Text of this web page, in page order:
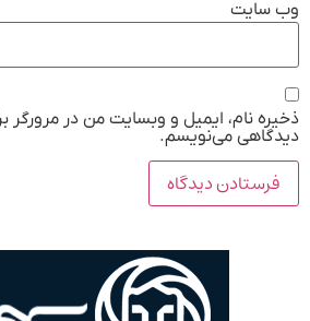
وب‌ سایت
ذخیره نام، ایمیل و وبسایت من در مرورگر
دیدگاهی می‌نویسم.